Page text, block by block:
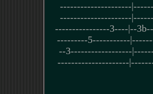
---------------------
---------------------
----------------3----|--
---------5-----------
--3------------------
---------------------